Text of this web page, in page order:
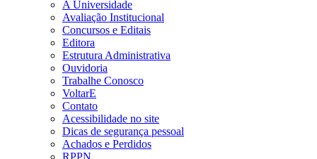
A Universidade
Avaliação Institucional
Concursos e Editais
Editora
Estrutura Administrativa
Ouvidoria
Trabalhe Conosco
VoltarE
Contato
Acessibilidade no site
Dicas de segurança pessoal
Achados e Perdidos
RPPN